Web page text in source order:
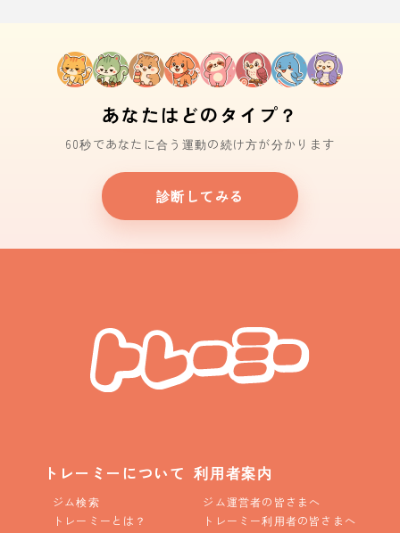
あなたはどのタイプ？
60秒であなたに合う運動の続け方が分かります
診断してみる
トレーミーについて
ジム検索
トレーミーとは？
利用者案内
ジム運営者の皆さまへ
トレーミー利用者の皆さまへ